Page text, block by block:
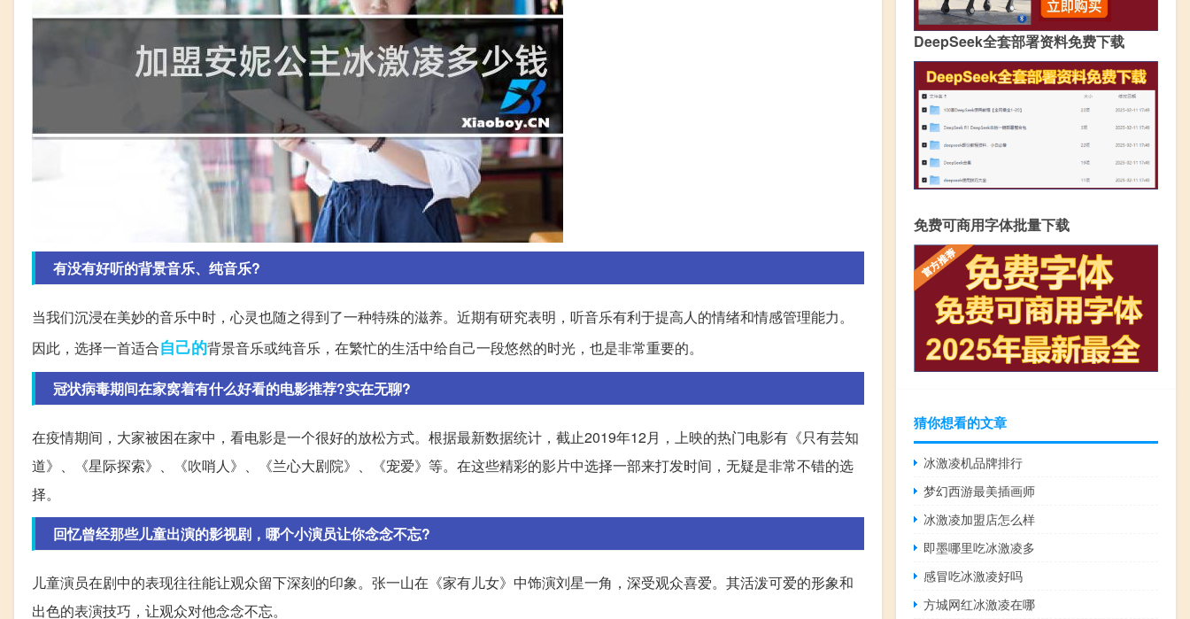
有没有好听的背景音乐、纯音乐?
当我们沉浸在美妙的音乐中时，心灵也随之得到了一种特殊的滋养。近期有研究表明，听音乐有利于提高人的情绪和情感管理能力。
因此，选择一首适合自己的背景音乐或纯音乐，在繁忙的生活中给自己一段悠然的时光，也是非常重要的。
冠状病毒期间在家窝着有什么好看的电影推荐?实在无聊?
在疫情期间，大家被困在家中，看电影是一个很好的放松方式。根据最新数据统计，截止2019年12月，上映的热门电影有《只有芸知
道》、《星际探索》、《吹哨人》、《兰心大剧院》、《宠爱》等。在这些精彩的影片中选择一部来打发时间，无疑是非常不错的选
择。
回忆曾经那些儿童出演的影视剧，哪个小演员让你念念不忘?
儿童演员在剧中的表现往往能让观众留下深刻的印象。张一山在《家有儿女》中饰演刘星一角，深受观众喜爱。其活泼可爱的形象和
出色的表演技巧，让观众对他念念不忘。
DeepSeek全套部署资料免费下载
免费可商用字体批量下载
猜你想看的文章
冰激凌机品牌排行
梦幻西游最美插画师
冰激凌加盟店怎么样
即墨哪里吃冰激凌多
感冒吃冰激凌好吗
方城网红冰激凌在哪